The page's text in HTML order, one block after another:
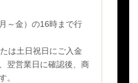
～金）の16時まで行
は土日祝日にご入金
翌営業日に確認後、商
。